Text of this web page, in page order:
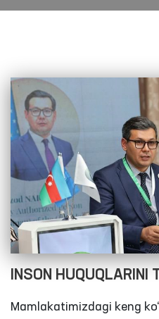
INSON HUQUQLARINI
YANGI DAVRI
Mamlakatimizdagi keng